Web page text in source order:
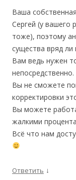
Ваша
Сергей (у вашего
тоже), поэтому
существа вряд
Вам ведь нужен
непосредственно.
Вы не сможете
корректировки
Вы можете
жалкими
Всё что нам
Ответить ↓